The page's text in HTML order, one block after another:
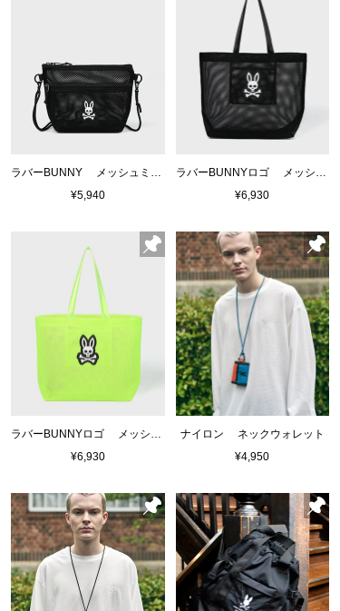
¥5,940
¥6,930
ラバーBUNNYロゴ メッシュトートバッグ
¥6,930
ナイロン ネックウォレット
¥4,950